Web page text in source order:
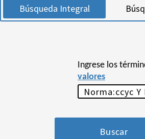
Búsqueda Integral
Ingrese los
valores